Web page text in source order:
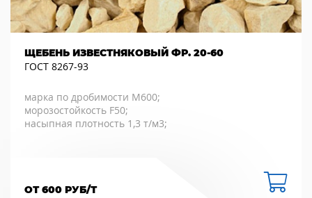
ЩЕБЕНЬ ИЗВЕСТНЯКОВЫЙ ФР. 20-60
ГОСТ 8267-93
марка по дробимости М600;
морозостойкость F50;
насыпная плотность 1,3 т/м3;
ОТ 600 РУБ/Т